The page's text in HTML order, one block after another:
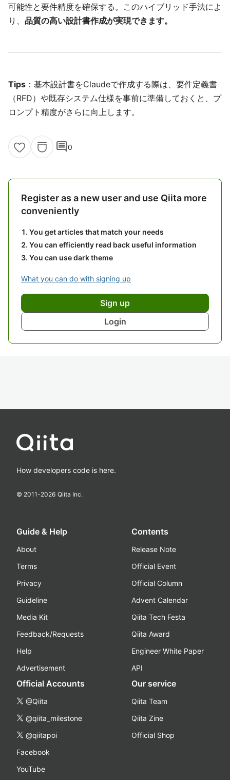
可能性と要件精度を確保する。このハイブリッド手法によ
り、 品質の高い設計書作成が実現できます。
Tips ：基本設計書をClaudeで作成する際は、要件定義書
（RFD）や既存システム仕様を事前に準備しておくと、プ
ロンプト精度がさらに向上します。
comment0
Register as a new user and use Qiita more
conveniently
You get articles that match your needs
You can efficiently read back useful information
You can use dark theme
What you can do with signing up
Sign up
Login
How developers code is here.
© 2011-2026 Qiita Inc.
Guide & Help
About
Terms
Privacy
Guideline
Media Kit
Feedback/Requests
Help
Advertisement
Contents
Release Note
Official Event
Official Column
Advent Calendar
Qiita Tech Festa
Qiita Award
Engineer White Paper
API
Official Accounts
@Qiita
@qiita_milestone
@qiitapoi
Facebook
YouTube
Our service
Qiita Team
Qiita Zine
Official Shop